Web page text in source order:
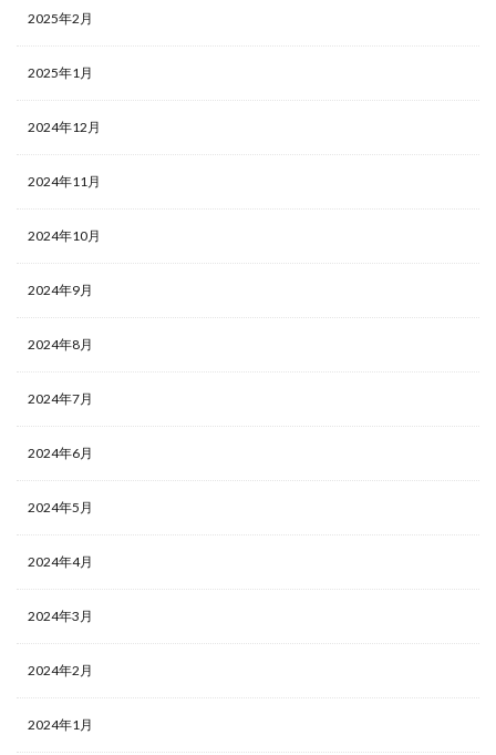
2025年2月
2025年1月
2024年12月
2024年11月
2024年10月
2024年9月
2024年8月
2024年7月
2024年6月
2024年5月
2024年4月
2024年3月
2024年2月
2024年1月